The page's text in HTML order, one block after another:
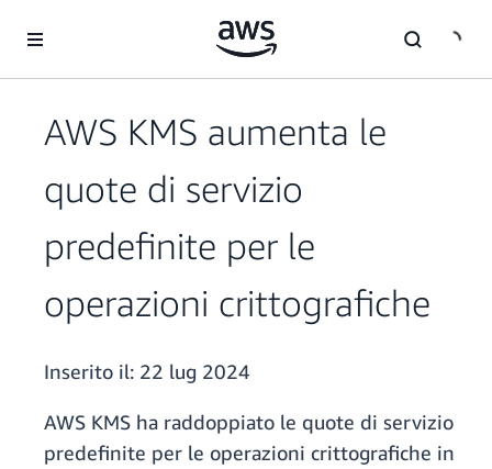
AWS KMS aumenta le
quote di servizio
predefinite per le
operazioni crittografiche
Inserito il: 22 lug 2024
AWS KMS ha raddoppiato le quote di servizio
predefinite per le operazioni crittografiche in